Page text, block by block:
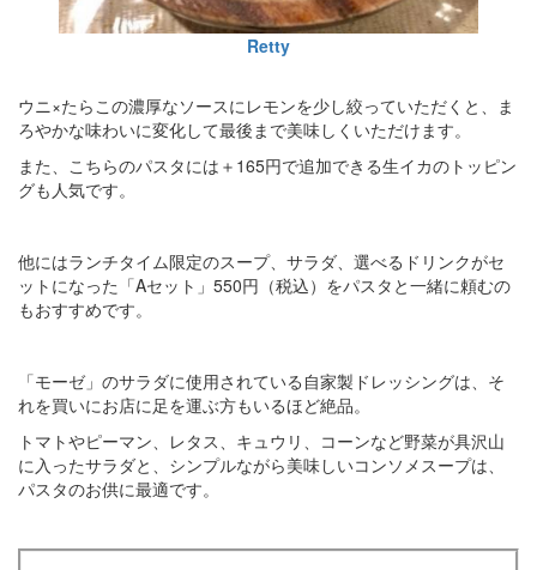
Retty
ウニ×たらこの濃厚なソースにレモンを少し絞っていただくと、ま
ろやかな味わいに変化して最後まで美味しくいただけます。
また、こちらのパスタには＋165円で追加できる生イカのトッピン
グも人気です。
他にはランチタイム限定のスープ、サラダ、選べるドリンクがセ
ットになった「Aセット」550円（税込）をパスタと一緒に頼むの
もおすすめです。
「モーゼ」のサラダに使用されている自家製ドレッシングは、そ
れを買いにお店に足を運ぶ方もいるほど絶品。
トマトやピーマン、レタス、キュウリ、コーンなど野菜が具沢山
に入ったサラダと、シンプルながら美味しいコンソメスープは、
パスタのお供に最適です。